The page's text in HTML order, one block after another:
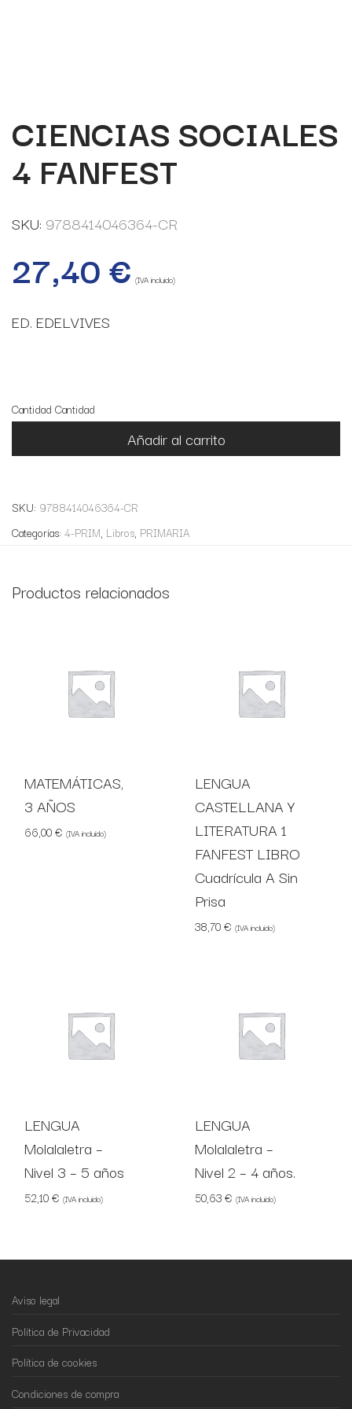
CIENCIAS SOCIALES
4 FANFEST
SKU: 9788414046364-CR
27,40€ (IVA incluido)
ED. EDELVIVES
Cantidad Cantidad
Añadir al carrito
SKU: 9788414046364-CR
Categorías: 4-PRIM, Libros, PRIMARIA
Productos relacionados
MATEMÁTICAS,
3 AÑOS
66,00€ (IVA incluido)
LENGUA
CASTELLANA Y
LITERATURA 1
FANFEST LIBRO
Cuadrícula A Sin
Prisa
38,70€ (IVA incluido)
LENGUA
Molalaletra –
Nivel 3 – 5 años
52,10€ (IVA incluido)
LENGUA
Molalaletra –
Nivel 2 – 4 años.
50,63€ (IVA incluido)
Aviso legal
Política de Privacidad
Política de cookies
Condiciones de compra